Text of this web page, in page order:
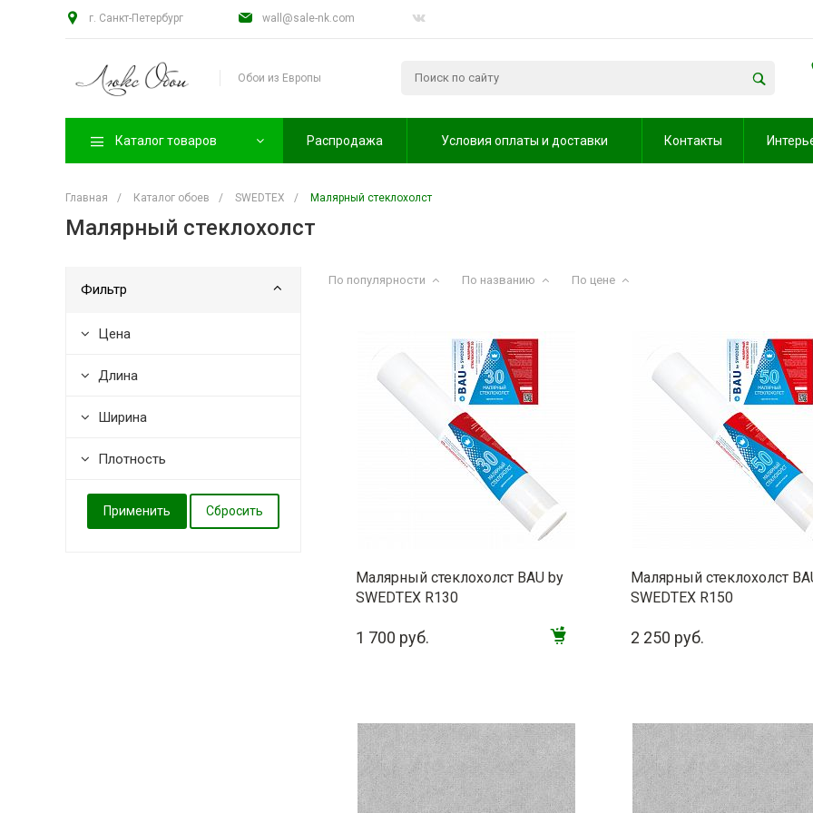
г. Санкт-Петербург wall@sale-nk.com
Обои из Европы
Каталог товаров Распродажа Условия оплаты и доставки Контакты
Главная / Каталог обоев / SWEDTEX / Малярный стеклохолст
Малярный стеклохолст
Фильтр
Цена
Длина
Ширина
Плотность
По популярности По названию По цене
Малярный стеклохолст BAU by
SWEDTEX R130
1 700 руб.
Малярный стеклохолст
SWEDTEX R150
2 250 руб.